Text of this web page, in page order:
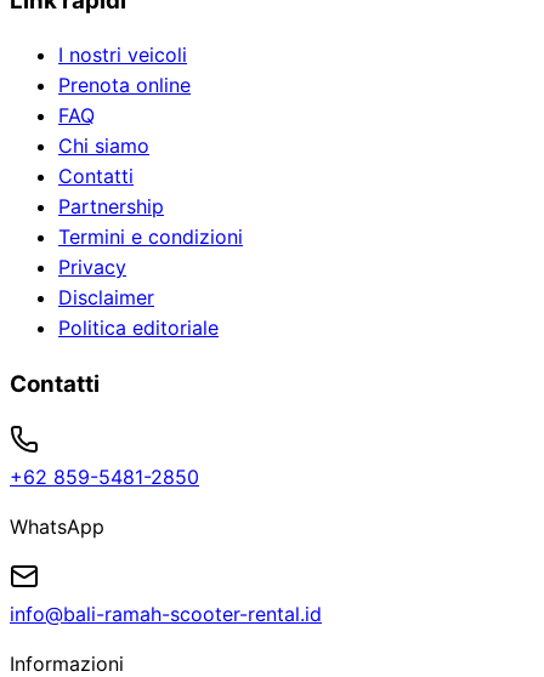
I nostri veicoli
Prenota online
FAQ
Chi siamo
Contatti
Partnership
Termini e condizioni
Privacy
Disclaimer
Politica editoriale
Contatti
+62 859-5481-2850
WhatsApp
info@bali-ramah-scooter-rental.id
Informazioni